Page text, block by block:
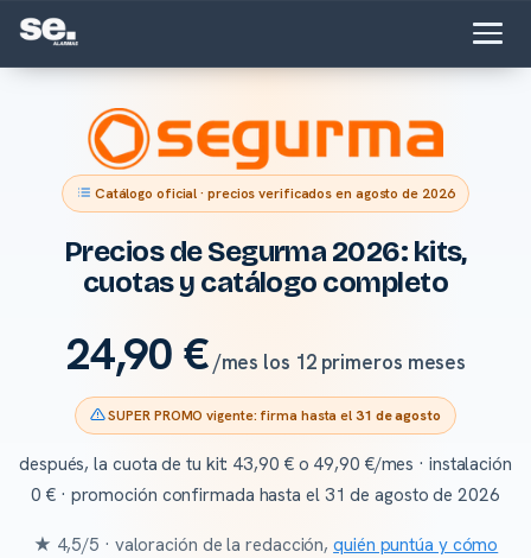
Catálogo oficial · precios verificados en agosto de 2026
Precios de Segurma 2026: kits,
cuotas y catálogo completo
24,90 €/mes los 12 primeros meses
SUPER PROMO vigente: firma hasta el31 de agosto
después, la cuota de tu kit: 43,90 € o 49,90 €/mes · instalación
0 € · promoción confirmada hasta el 31 de agosto de 2026
★ 4,5/5 · valoración de la redacción,quién puntúa y cómo